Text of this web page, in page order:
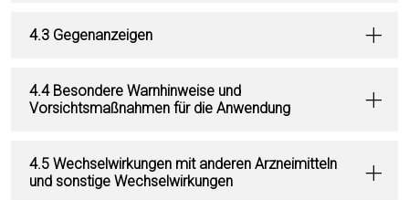
4.3 Gegenanzeigen
4.4 Besondere Warnhinweise und
Vorsichtsmaßnahmen für die Anwendung
4.5 Wechselwirkungen mit anderen Arzneimitteln
und sonstige Wechselwirkungen